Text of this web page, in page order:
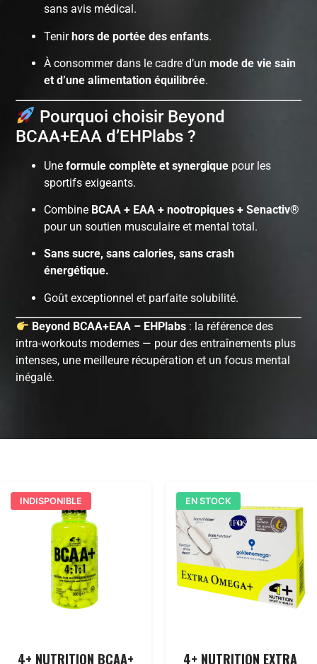
sans avis médical.
Tenirhors de portée des enfants.
À consommer dans le cadre d’unmode de vie sain
et d’une alimentation équilibrée.
Pourquoi choisir Beyond
BCAA+EAA d’EHPlabs ?
Uneformule complète et synergique pour les
sportifs exigeants.
Combine BCAA + EAA + nootropiques + Senactiv®
pour un soutien musculaire et mental total.
Sans sucre, sans calories, sans crash
énergétique.
Goût exceptionnel et parfaite solubilité.
Beyond BCAA+EAA – EHPlabs: la référence des
intra-workouts modernes — pour des entraînements plus
intenses, une meilleure récupération et un focus mental
inégalé.
INDISPONIBLE
4+ NUTRITION BCAA+
EN STOCK
4+ NUTRITION EXTRA